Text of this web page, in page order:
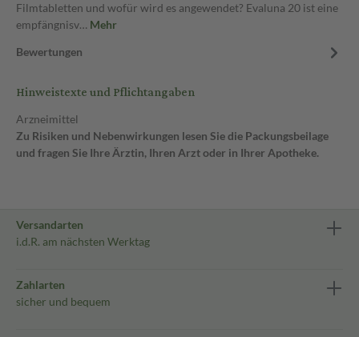
Filmtabletten und wofür wird es angewendet? Evaluna 20 ist eine
empfängnisv… Mehr
Bewertungen
Hinweistexte und Pflichtangaben
Arzneimittel
Zu Risiken und Nebenwirkungen lesen Sie die Packungsbeilage
und fragen Sie Ihre Ärztin, Ihren Arzt oder in Ihrer Apotheke.
Versandarten
i.d.R. am nächsten Werktag
Zahlarten
sicher und bequem